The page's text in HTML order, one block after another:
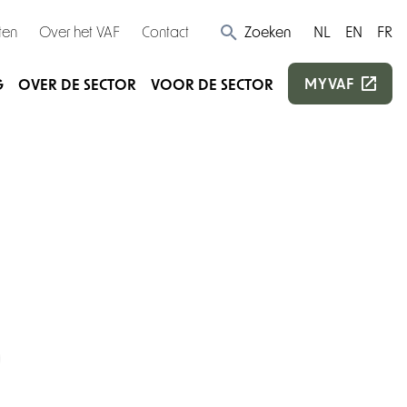
Over het VAF Contact Zoeken NL EN FR
OVER DE SECTOR VOOR DE SECTOR MYVAF